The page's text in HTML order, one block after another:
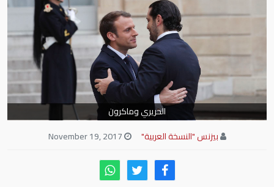
الحريري وماكرون
بيزنس "النسخة العربية"